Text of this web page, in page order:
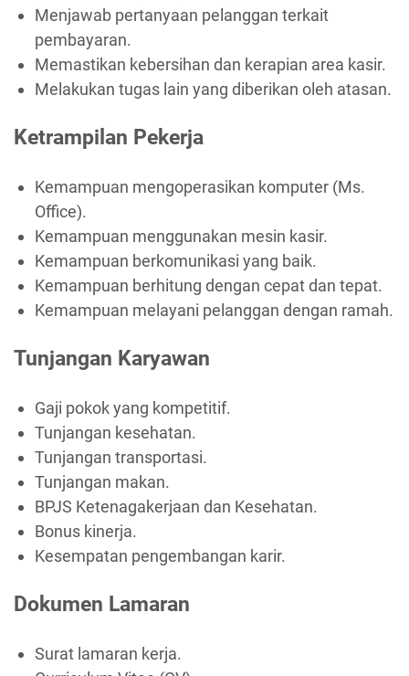
Menjawab pertanyaan pelanggan terkait
pembayaran.
Memastikan kebersihan dan kerapian area kasir.
Melakukan tugas lain yang diberikan oleh atasan.
Ketrampilan Pekerja
Kemampuan mengoperasikan komputer (Ms.
Office).
Kemampuan menggunakan mesin kasir.
Kemampuan berkomunikasi yang baik.
Kemampuan berhitung dengan cepat dan tepat.
Kemampuan melayani pelanggan dengan ramah.
Tunjangan Karyawan
Gaji pokok yang kompetitif.
Tunjangan kesehatan.
Tunjangan transportasi.
Tunjangan makan.
BPJS Ketenagakerjaan dan Kesehatan.
Bonus kinerja.
Kesempatan pengembangan karir.
Dokumen Lamaran
Surat lamaran kerja.